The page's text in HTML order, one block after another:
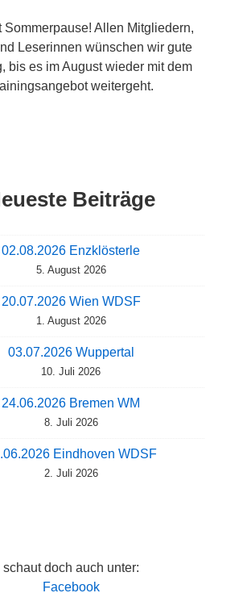
Sommerpause! Allen Mitgliedern,
Leserinnen wünschen wir gute
bis es im August wieder mit dem
weitergeht.
Beiträge
02.08.2026 Enzklösterle
5. August 2026
20.07.2026 Wien WDSF
1. August 2026
03.07.2026 Wuppertal
10. Juli 2026
24.06.2026 Bremen WM
8. Juli 2026
Eindhoven WDSF
2. Juli 2026
schaut doch auch unter:
Facebook